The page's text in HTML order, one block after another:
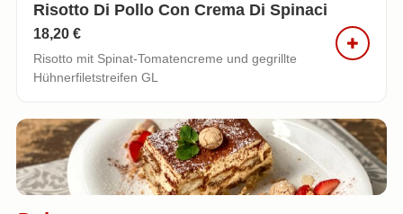
Risotto Di Pollo Con Crema Di Spinaci
18,20 €
Risotto mit Spinat-Tomatencreme und gegrillte
Hühnerfiletstreifen GL